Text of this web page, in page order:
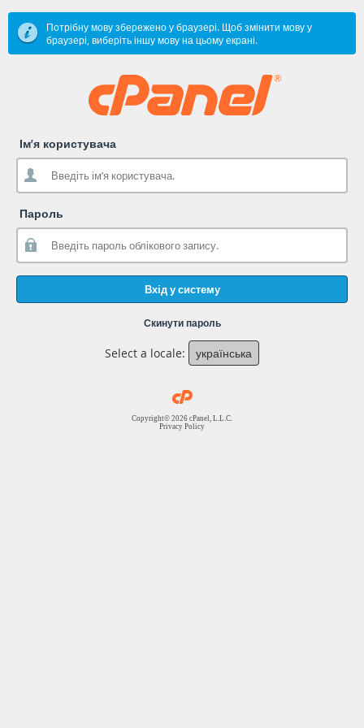
Потрібну мову збережено у браузері. Щоб змінити мову у
браузері, виберіть іншу мову на цьому екрані.
Ім’я користувача
Пароль
Вхід у систему
Скинути пароль
Select a locale: українська
Copyright© 2026 cPanel, L.L.C.
Privacy Policy